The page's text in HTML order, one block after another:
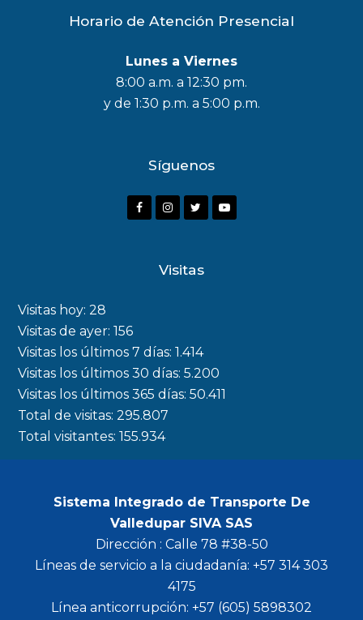
Horario de Atención Presencial
Lunes a Viernes
8:00 a.m. a 12:30 pm.
y de 1:30 p.m. a 5:00 p.m.
Síguenos
F
o
k
I
a
m
r
Y
Visitas
Visitas hoy:28
Visitas de ayer:156
Visitas los últimos 7 días:1.414
Visitas los últimos 30 días:5.200
Visitas los últimos 365 días:50.411
Total de visitas:295.807
Total visitantes:155.934
Sistema Integrado de Transporte De
Valledupar SIVA SAS
Dirección : Calle 78 #38-50
Líneas de servicio a la ciudadanía: +57 314 303
4175
Línea anticorrupción: +57 (605) 5898302